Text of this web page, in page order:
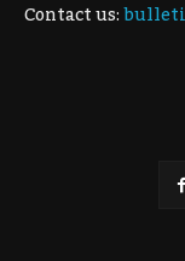
Contact us: